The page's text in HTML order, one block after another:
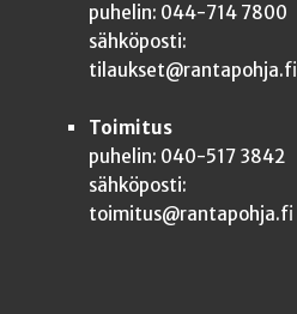
puhelin: 044-714 7800
sähköposti:
tilaukset@rantapohja.fi
Toimitus
puhelin: 040-517 3842
sähköposti:
toimitus@rantapohja.fi